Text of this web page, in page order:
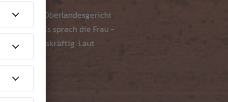
Das Oberlandesgericht
25 Euro. Es sprach die Frau -
ist rechtskräftig. Laut